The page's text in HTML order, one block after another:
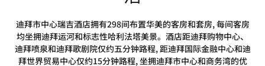
迪拜市中心瑞吉酒店拥有298间布置华美的客房和套房, 每间客房
均坐拥迪拜运河和标志性哈利法塔美景。酒店距迪拜购物中心、
迪拜喷泉和迪拜歌剧院仅约五分钟路程, 距迪拜国际金融中心和迪
拜世界贸易中心仅约15分钟路程, 坐拥迪拜市中心和商务湾的优